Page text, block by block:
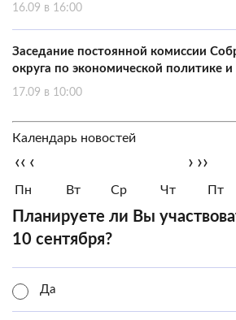
16.09 в 16:00
Заседание постоянной комиссии
округа по экономической политике
17.09 в 10:00
Календарь новостей
‹‹ ‹ › ››
Пн Вт Ср Чт Пт
Планируете ли Вы
10 сентября?
Да